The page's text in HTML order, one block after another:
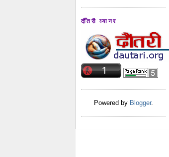
दौँतरी व्यानर
Powered by Blogger.